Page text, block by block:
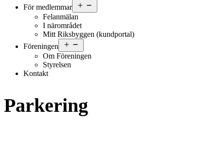
För medlemmar
meny
Felanmälan
I närområdet
Mitt Riksbyggen (kundportal)
Föreningen
meny
Om Föreningen
Styrelsen
Kontakt
Parkering